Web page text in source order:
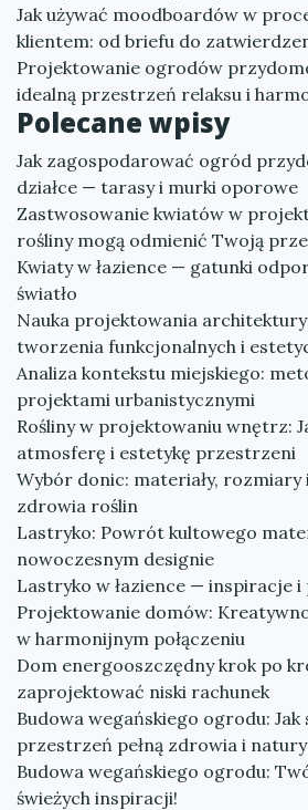
Jak używać moodboardów w
klientem: od briefu do
Projektowanie ogrodów
idealną przestrzeń relaksu i
Polecane wpisy
Jak zagospodarować ogród
działce — tarasy i murki oporowe
Zastwosowanie kwiatów w
rośliny mogą odmienić Twoją
Kwiaty w łazience — gatunki
światło
Nauka projektowania
tworzenia funkcjonalnych i
Analiza kontekstu miejskiego:
projektami urbanistycznymi
Rośliny w projektowaniu wnętrz:
atmosferę i estetykę przestrzeni
Wybór donic: materiały, rozmiary
zdrowia roślin
Lastryko: Powrót kultowego
nowoczesnym designie
Lastryko w łazience — inspiracje
Projektowanie domów:
w harmonijnym połączeniu
Dom energooszczędny krok po
zaprojektować niski rachunek
Budowa wegańskiego ogrodu:
przestrzeń pełną zdrowia i natury
Budowa wegańskiego ogrodu:
świeżych inspiracji!